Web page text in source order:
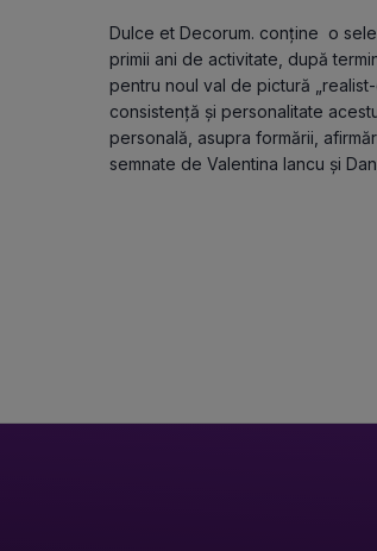
Dulce et Decorum. conţine  o
primii ani de activitate, după
pentru noul val de pictură
consistenţă şi personalitate
personală, asupra formării,
semnate de Valentina Iancu şi